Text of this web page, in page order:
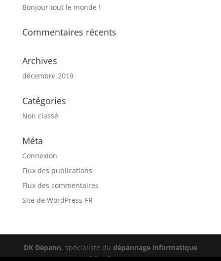
Bonjour tout le monde !
Commentaires récents
Archives
décembre 2019
Catégories
Non classé
Méta
Connexion
Flux des publications
Flux des commentaires
Site de WordPress-FR
DK Dépann, spécialiste du dépannage informatique
à Dunkerque